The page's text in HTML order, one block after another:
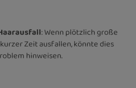
: Wenn plötzlich große
Zeit ausfallen, könnte dies
hinweisen.